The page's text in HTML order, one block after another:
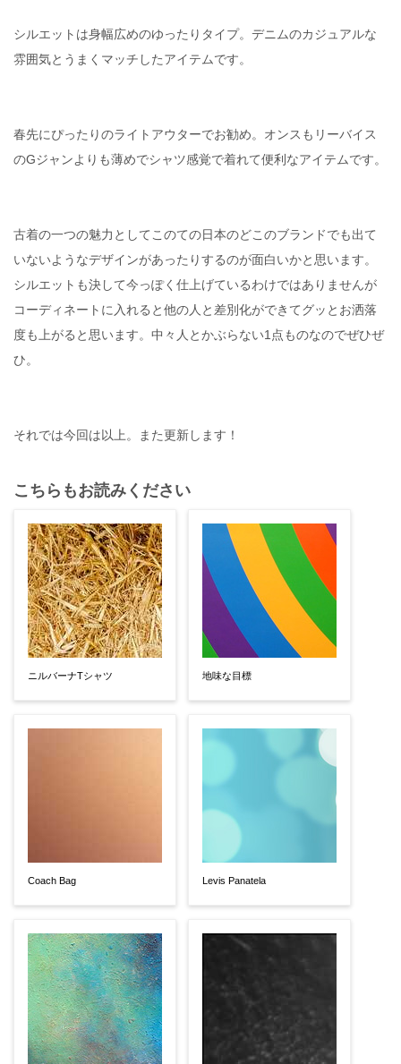
シルエットは身幅広めのゆったりタイプ。デニムのカジュアルな
雰囲気とうまくマッチしたアイテムです。
春先にぴったりのライトアウターでお勧め。オンスもリーバイス
のGジャンよりも薄めでシャツ感覚で着れて便利なアイテムです。
古着の一つの魅力としてこのての日本のどこのブランドでも出て
いないようなデザインがあったりするのが面白いかと思います。
シルエットも決して今っぽく仕上げているわけではありませんが
コーディネートに入れると他の人と差別化ができてグッとお洒落
度も上がると思います。中々人とかぶらない1点ものなのでぜひぜ
ひ。
それでは今回は以上。また更新します！
こちらもお読みください
ニルバーナTシャツ
Coach Bag
地味な目標
Levis Panatela